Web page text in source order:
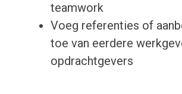
teamwork
Voeg referenties of
toe van eerdere
opdrachtgevers